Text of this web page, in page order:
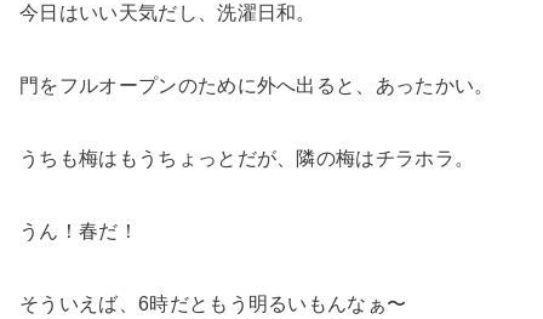
今日はいい天気だし、洗濯日和。
門をフルオープンのために外へ出ると、あったかい。
うちも梅はもうちょっとだが、隣の梅はチラホラ。
うん！春だ！
そういえば、6時だともう明るいもんなぁ〜